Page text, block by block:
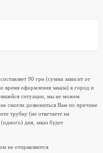
90 грн (сумма зависит от
время оформления заказа) в город и
ситуации, мы не можем
смогли дозвониться Вам по причине
трубку (не отвечаете на
дня, заказ будет
не отправляются